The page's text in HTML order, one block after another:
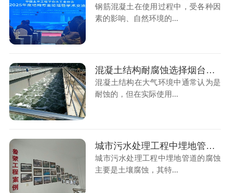
钢筋混凝土在使用过程中，受各种因
素的影响、自然环境的...
混凝土结构耐腐蚀选择烟台鲁蒙乙烯基酯防腐涂料
混凝土结构在大气环境中通常认为是
耐蚀的，但在实际使用...
城市污水处理工程中埋地管道防腐选择鲁蒙乙烯基酯防腐涂料
城市污水处理工程中埋地管道的腐蚀
主要是土壤腐蚀，其特...